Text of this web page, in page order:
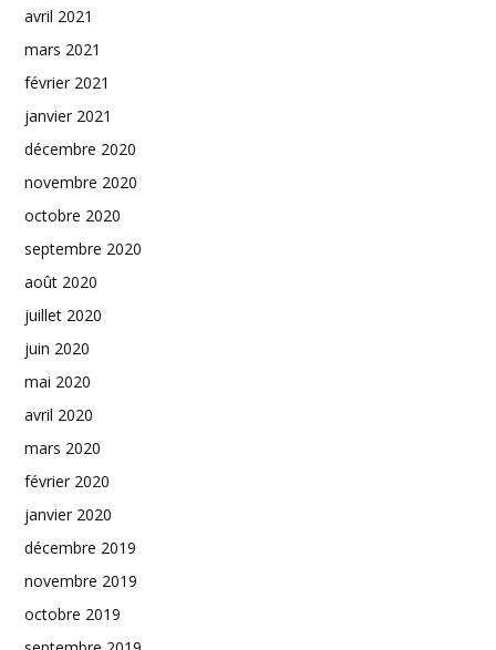
avril 2021
mars 2021
février 2021
janvier 2021
décembre 2020
novembre 2020
octobre 2020
septembre 2020
août 2020
juillet 2020
juin 2020
mai 2020
avril 2020
mars 2020
février 2020
janvier 2020
décembre 2019
novembre 2019
octobre 2019